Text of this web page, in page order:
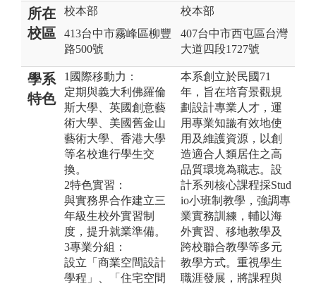
所在
校區
校本部
413台中市霧峰區柳豐
路500號
校本部
407台中市西屯區台灣
大道四段1727號
學系
特色
1國際移動力：
定期與義大利佛羅倫
斯大學、英國創意藝
術大學、美國舊金山
藝術大學、香港大學
等名校進行學生交
換。
2特色實習：
與實務界合作建立三
年級生校外實習制
度，提升就業準備。
3專業分組：
設立「商業空間設計
學程」、「住宅空間
本系創立於民國71
年，旨在培育景觀規
劃設計專業人才，運
用專業知識有效地使
用及維護資源，以創
造適合人類居住之高
品質環境為職志。設
計系列核心課程採Stud
io小班制教學，強調專
業實務訓練，輔以海
外實習、移地教學及
跨校聯合教學等多元
教學方式。重視學生
職涯發展，將課程與